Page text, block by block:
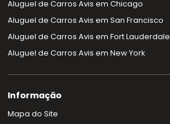
Aluguel de Carros Avis em Chicago
Aluguel de Carros Avis em San Francisco
Aluguel de Carros Avis em Fort Lauderdale
Aluguel de Carros Avis em New York
Informação
Mapa do Site